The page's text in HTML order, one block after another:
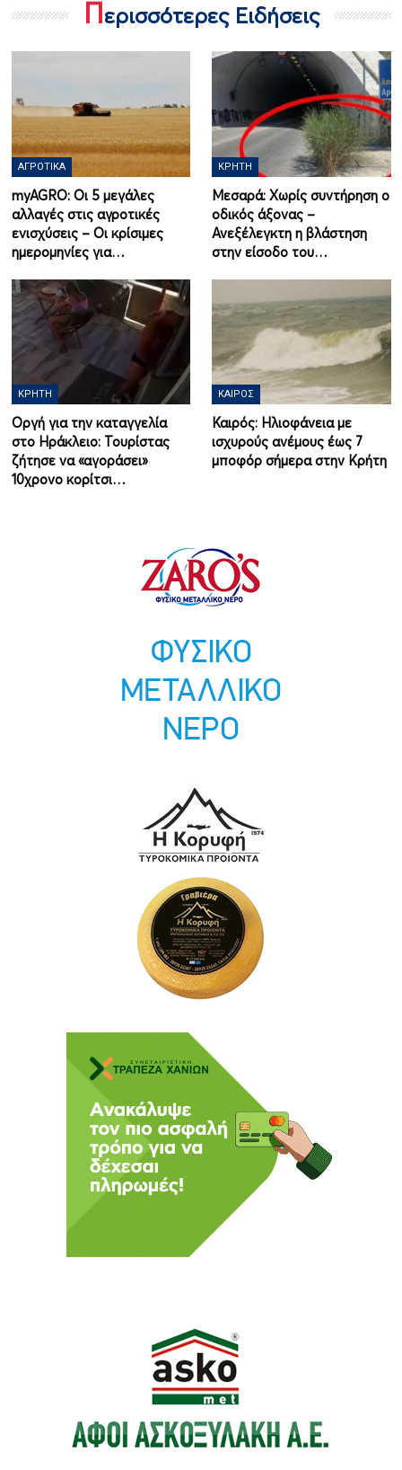
Περισσότερες Ειδήσεις
ΑΓΡΟΤΙΚΆ
myAGRO: Οι 5 μεγάλες
αλλαγές στις αγροτικές
ενισχύσεις – Οι κρίσιμες
ημερομηνίες για…
ΚΡΉΤΗ
Μεσαρά: Χωρίς συντήρηση ο
οδικός άξονας –
Ανεξέλεγκτη η βλάστηση
στην είσοδο του…
ΚΡΉΤΗ
Οργή για την καταγγελία
στο Ηράκλειο: Τουρίστας
ζήτησε να «αγοράσει»
10χρονο κορίτσι…
ΚΑΙΡΌΣ
Καιρός: Ηλιοφάνεια με
ισχυρούς ανέμους έως 7
μποφόρ σήμερα στην Κρήτη